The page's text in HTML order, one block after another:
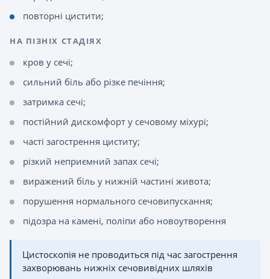
повторні цистити;
НА ПІЗНІХ СТАДІЯХ
кров у сечі;
сильний біль або різке печіння;
затримка сечі;
постійний дискомфорт у сечовому міхурі;
часті загострення циститу;
різкий неприємний запах сечі;
виражений біль у нижній частині живота;
порушення нормального сечовипускання;
підозра на камені, поліпи або новоутворення
Цистоскопія не проводиться під час загострення
захворювань нижніх сечовивідних шляхів